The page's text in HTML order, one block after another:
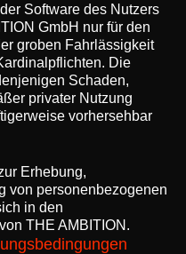
Software des Nutzers
GmbH nur für den
groben Fahrlässigkeit
Die
Schaden,
privater Nutzung
vorhersehbar
Erhebung,
von personenbezogenen
in den
von THE AMBITION.